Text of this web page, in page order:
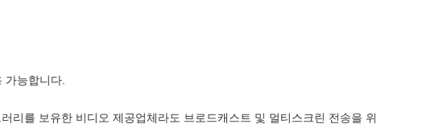
능합니다.
리를 보유한 비디오 제공업체라도 브로드캐스트 및 멀티스크린 전송을 위